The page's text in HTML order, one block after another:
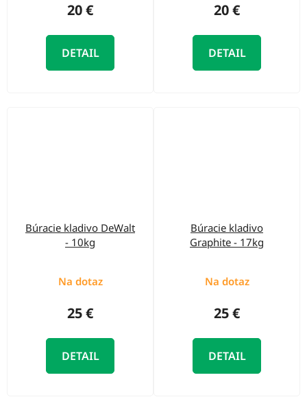
20 €
DETAIL
20 €
DETAIL
Búracie kladivo DeWalt
- 10kg
Na dotaz
25 €
DETAIL
Búracie kladivo
Graphite - 17kg
Na dotaz
25 €
DETAIL